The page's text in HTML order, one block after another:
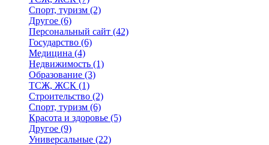
Спорт, туризм (2)
Другое (6)
Персональный сайт (42)
Государство (6)
Медицина (4)
Недвижимость (1)
Образование (3)
ТСЖ, ЖСК (1)
Строительство (2)
Спорт, туризм (6)
Красота и здоровье (5)
Другое (9)
Универсальные (22)